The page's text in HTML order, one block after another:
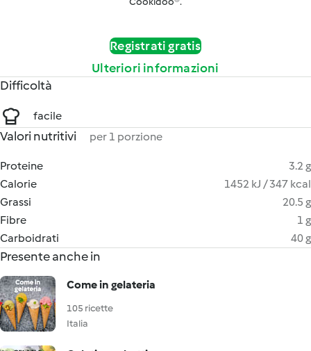
Registrati gratis
Ulteriori informazioni
Difficoltà
facile
Valori nutritivi per 1 porzione
Proteine
3.2 g
Calorie
1452 kJ / 347 kcal
Grassi
20.5 g
Fibre
1 g
Carboidrati
40 g
Presente anche in
Come in gelateria
105 ricette
Italia